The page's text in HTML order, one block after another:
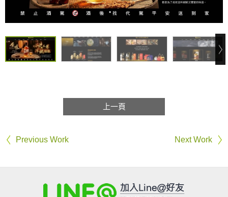
上一頁
Previous Work Next Work